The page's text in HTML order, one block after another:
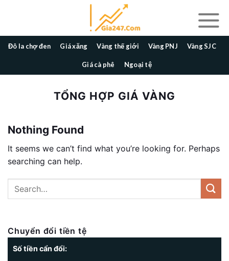
Đô la chợ đen Giá xăng Vàng thế giới Vàng PNJ Vàng SJC
Giá cà phê Ngoại tệ
TỔNG HỢP GIÁ VÀNG
Nothing Found
It seems we can’t find what you’re looking for. Perhaps
searching can help.
Chuyển đổi tiền tệ
Số tiền cẩn đổi: